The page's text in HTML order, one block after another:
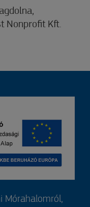
Nonprofit Kft.
Mórahalomról,